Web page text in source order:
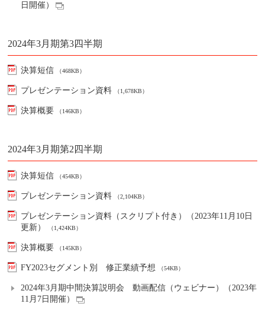
日開催）
2024年3月期第3四半期
決算短信 （468KB）
プレゼンテーション資料 （1,678KB）
決算概要 （146KB）
2024年3月期第2四半期
決算短信 （454KB）
プレゼンテーション資料 （2,104KB）
プレゼンテーション資料（スクリプト付き）（2023年11月10日
更新）
（1,424KB）
決算概要 （145KB）
FY2023セグメント別 修正業績予想 （54KB）
2024年3月期中間決算説明会 動画配信（ウェビナー）（2023年
11月7日開催）